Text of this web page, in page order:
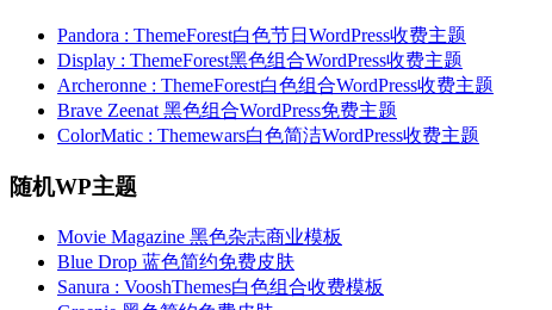
Pandora : ThemeForest白色节日WordPress收费主题
Display : ThemeForest黑色组合WordPress收费主题
Archeronne : ThemeForest白色组合WordPress收费主题
Brave Zeenat 黑色组合WordPress免费主题
ColorMatic : Themewars白色简洁WordPress收费主题
随机WP主题
Movie Magazine 黑色杂志商业模板
Blue Drop 蓝色简约免费皮肤
Sanura : VooshThemes白色组合收费模板